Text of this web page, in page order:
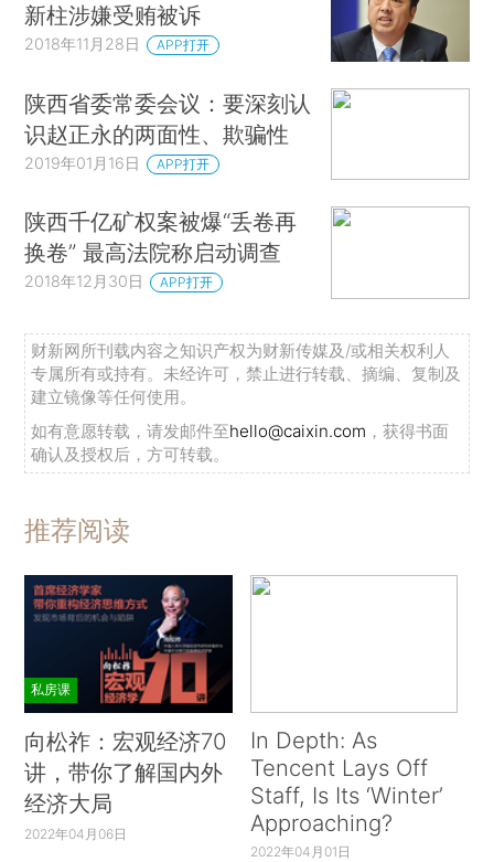
新柱涉嫌受贿被诉
2018年11月28日 APP打开
陕西省委常委会议：要深刻认
识赵正永的两面性、欺骗性
2019年01月16日 APP打开
陕西千亿矿权案被爆“丢卷再
换卷” 最高法院称启动调查
2018年12月30日 APP打开
财新网所刊载内容之知识产权为财新传媒及/或相关权利人
专属所有或持有。未经许可，禁止进行转载、摘编、复制及
建立镜像等任何使用。
如有意愿转载，请发邮件至hello@caixin.com ，获得书面
确认及授权后，方可转载。
推荐阅读
私房课
向松祚：宏观经济70
讲，带你了解国内外
经济大局
2022年04月06日
In Depth: As
Tencent Lays Off
Staff, Is Its ‘Winter’
Approaching?
2022年04月01日